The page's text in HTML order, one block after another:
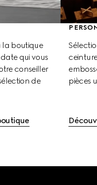
la boutique
qui vous
conseiller
de
pièces